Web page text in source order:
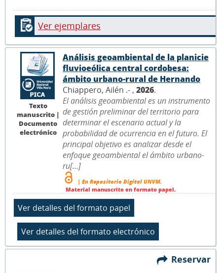
Ver ejemplares
Texto
manuscrito |
Documento
electrónico
Análisis geoambiental de la planicie
fluvioeólica central cordobesa:
ámbito urbano-rural de Hernando
Chiappero, Ailén .- , 2026.
El análisis geoambiental es un instrumento
de gestión preliminar del territorio para
determinar el escenario actual y la
probabilidad de ocurrencia en el futuro. El
principal objetivo es analizar desde el
enfoque geoambiental el ámbito urbano-
ru[...]
| En Repositorio Digital UNVM.
Material manuscrito en formato papel.
Reservar